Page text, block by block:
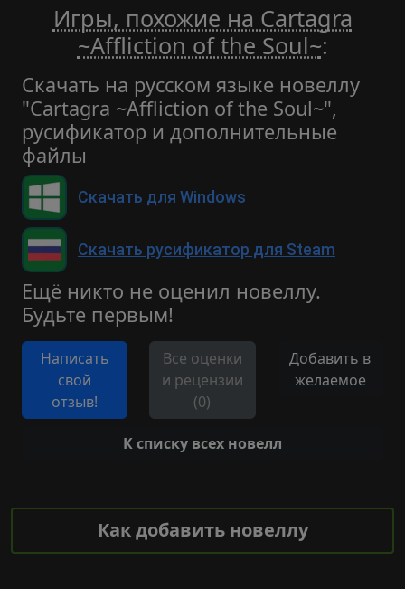
Игры, похожие на Cartagra
~Affliction of the Soul~:
Скачать на русском языке новеллу
"Cartagra ~Affliction of the Soul~",
русификатор и дополнительные
файлы
Скачать для Windows
Скачать русификатор для Steam
Ещё никто не оценил новеллу.
Будьте первым!
Написать
свой
отзыв!
Все оценки
и рецензии
(0)
Добавить в
желаемое
К списку всех новелл
Как добавить новеллу